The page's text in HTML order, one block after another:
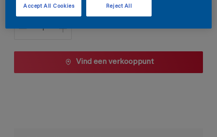
Aantal
Vind een verkooppunt
Reject All
Accept All Cookies